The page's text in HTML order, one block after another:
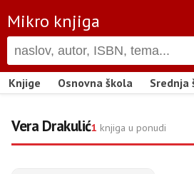
Mikro knjiga
Knjige Osnovna škola Srednja
Vera Drakulić1 knjiga u ponudi